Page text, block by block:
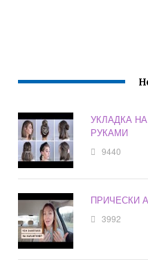
УКЛАДКА
РУКАМИ
9440
ПРИЧЕСКИ
3992